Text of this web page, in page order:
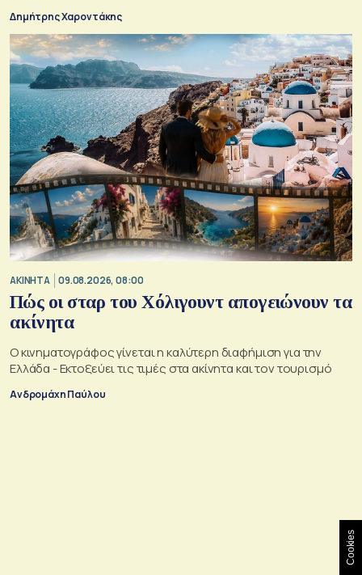
Δημήτρης Χαροντάκης
ΑΚΙΝΗΤΑ 09.08.2026, 08:00
Πώς οι σταρ του Χόλιγουντ απογειώνουν τα
ακίνητα
Ο κινηματογράφος γίνεται η καλύτερη διαφήμιση για την
Ελλάδα - Εκτοξεύει τις τιμές στα ακίνητα και τον τουρισμό
Ανδρομάχη Παύλου
Cookies